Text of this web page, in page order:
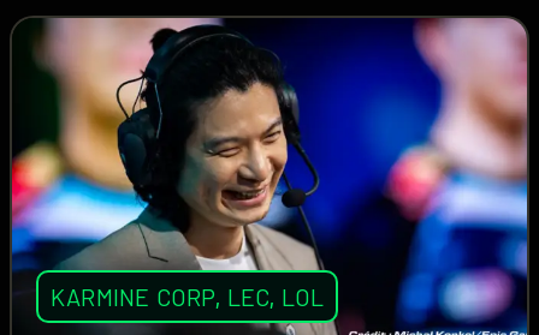
KARMINE CORP, LEC, LOL